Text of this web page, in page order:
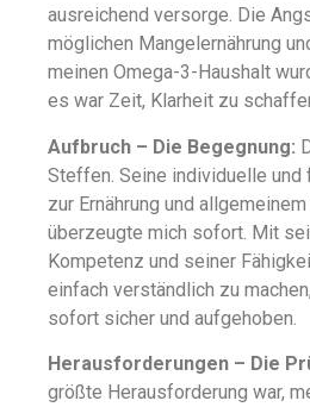
ausreichend versorge. Die
möglichen Mangelernährung
meinen Omega-3-Haushalt
es war Zeit, Klarheit zu
Aufbruch – Die Begegnung:
Steffen. Seine individuelle und
zur Ernährung und
überzeugte mich sofort. Mit
Kompetenz und seiner
einfach verständlich zu
sofort sicher und aufgehoben.
Herausforderungen – Die
größte Herausforderung war,